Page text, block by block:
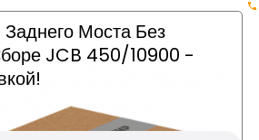
Моста Без
JCB 450/10900 -